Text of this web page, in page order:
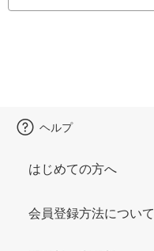
ヘルプ
はじめての方へ
会員登録方法について